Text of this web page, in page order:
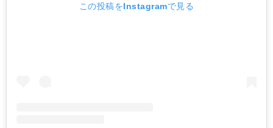
この投稿をInstagramで見る